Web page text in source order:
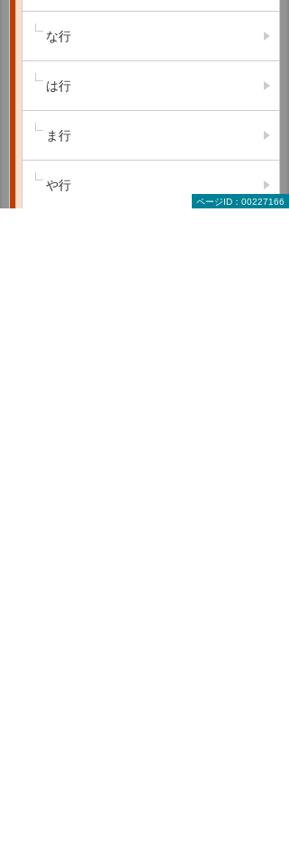
ページID：00227166
な行
は行
ま行
や行